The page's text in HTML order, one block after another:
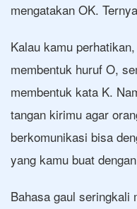
mengatakan OK.
Kalau kamu
membentuk huruf O,
membentuk kata K.
tangan kirimu agar
berkomunikasi bisa
yang kamu buat
Bahasa gaul seringkali